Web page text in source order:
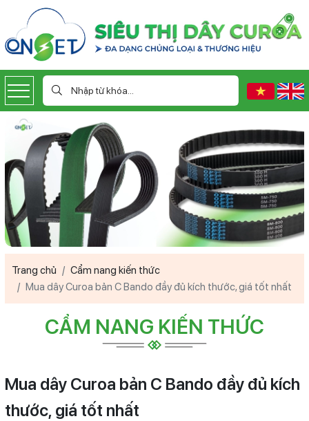
Trang chủ
Cẩm nang kiến thức
Mua dây Curoa bản C Bando đầy đủ kích thước, giá tốt nhất
CẨM NANG KIẾN THỨC
Mua dây Curoa bản C Bando đầy đủ kích
thước, giá tốt nhất